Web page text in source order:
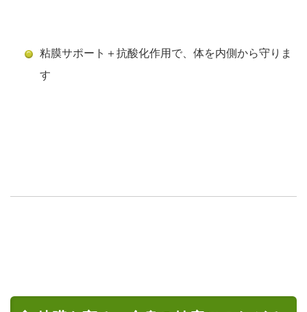
粘膜サポート＋抗酸化作用で、体を内側から守りま
す